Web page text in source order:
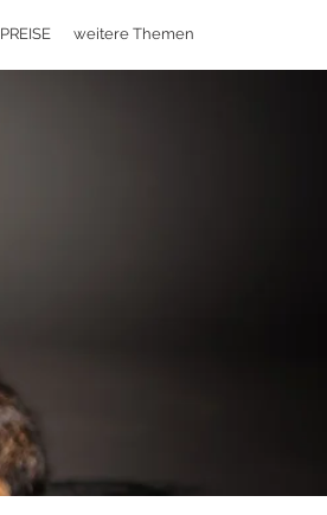
PREISE weitere Themen